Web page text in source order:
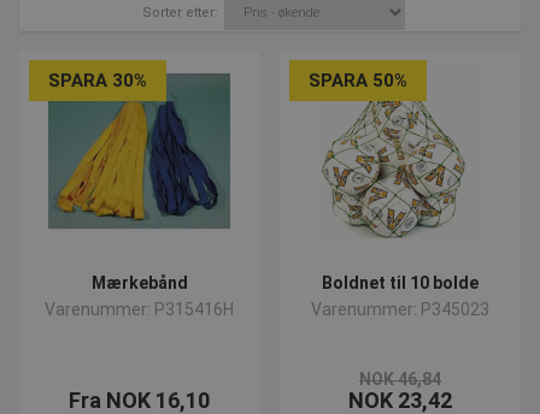
Sorter etter:
SPARA 30%
Mærkebånd
Varenummer: P315416H
Fra NOK 16,10
SPARA 50%
Boldnet til 10 bolde
Varenummer: P345023
NOK 46,84
NOK 23,42